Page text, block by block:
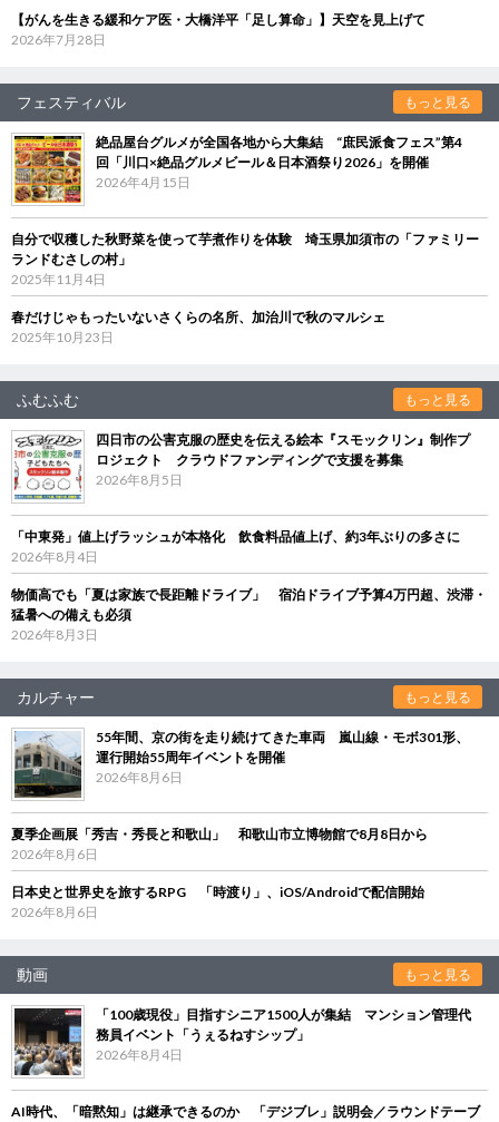
【がんを生きる緩和ケア医・大橋洋平「足し算命」】天空を見上げて
2026年7月28日
フェスティバル もっと見る
絶品屋台グルメが全国各地から大集結 “庶民派食フェス”第4
回「川口×絶品グルメビール＆日本酒祭り2026」を開催
2026年4月15日
自分で収穫した秋野菜を使って芋煮作りを体験 埼玉県加須市の「ファミリー
ランドむさしの村」
2025年11月4日
春だけじゃもったいないさくらの名所、加治川で秋のマルシェ
2025年10月23日
ふむふむ もっと見る
四日市の公害克服の歴史を伝える絵本『スモックリン』制作プ
ロジェクト クラウドファンディングで支援を募集
2026年8月5日
「中東発」値上げラッシュが本格化 飲食料品値上げ、約3年ぶりの多さに
2026年8月4日
物価高でも「夏は家族で長距離ドライブ」 宿泊ドライブ予算4万円超、渋滞・
猛暑への備えも必須
2026年8月3日
カルチャー もっと見る
55年間、京の街を走り続けてきた車両 嵐山線・モボ301形、
運行開始55周年イベントを開催
2026年8月6日
夏季企画展「秀吉・秀長と和歌山」 和歌山市立博物館で8月8日から
2026年8月6日
日本史と世界史を旅するRPG 「時渡り」、iOS/Androidで配信開始
2026年8月6日
動画 もっと見る
「100歳現役」目指すシニア1500人が集結 マンション管理代
務員イベント「うぇるねすシップ」
2026年8月4日
AI時代、「暗黙知」は継承できるのか 「デジブレ」説明会／ラウンドテーブ